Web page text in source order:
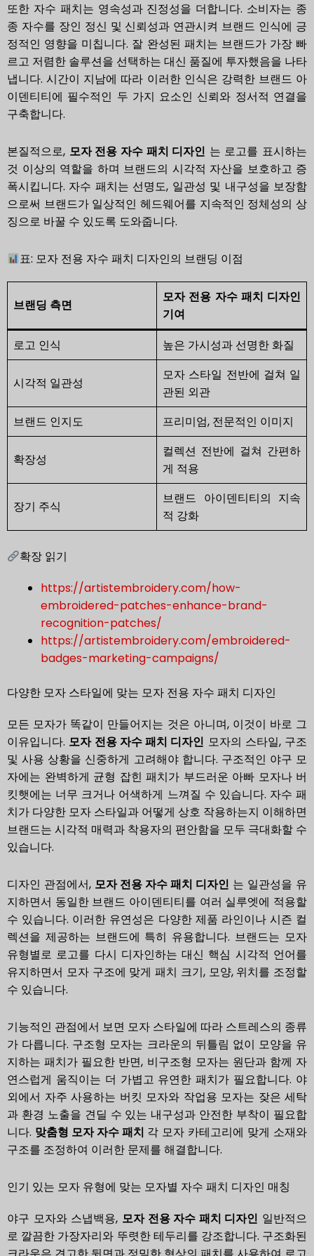
또한 자수 패치는 영속성과 진정성을 더합니다. 소비자는 종
종 자수를 장인 정신 및 신뢰성과 연관시켜 브랜드 인식에 긍
정적인 영향을 미칩니다. 잘 완성된 패치는 브랜드가 가장 빠
르고 저렴한 솔루션을 선택하는 대신 품질에 투자했음을 나타
냅니다. 시간이 지남에 따라 이러한 인식은 강력한 브랜드 아
이덴티티에 필수적인 두 가지 요소인 신뢰와 정서적 연결을
구축합니다.
본질적으로, 모자 전용 자수 패치 디자인 는 로고를 표시하는
것 이상의 역할을 하며 브랜드의 시각적 자산을 보호하고 증
폭시킵니다. 자수 패치는 선명도, 일관성 및 내구성을 보장함
으로써 브랜드가 일상적인 헤드웨어를 지속적인 정체성의 상
징으로 바꿀 수 있도록 도와줍니다.
표: 모자 전용 자수 패치 디자인의 브랜딩 이점
브랜딩 측면
모자 전용 자수 패치 디자인
기여
로고 인식
높은 가시성과 선명한 화질
시각적 일관성
모자 스타일 전반에 걸쳐 일
관된 외관
브랜드 인지도
프리미엄, 전문적인 이미지
확장성
컬렉션 전반에 걸쳐 간편하
게 적용
장기 주식
브랜드 아이덴티티의 지속
적 강화
확장 읽기
https://artistembroidery.com/how-
embroidered-patches-enhance-brand-
recognition-patches/
https://artistembroidery.com/embroidered-
badges-marketing-campaigns/
다양한 모자 스타일에 맞는 모자 전용 자수 패치 디자인
모든 모자가 똑같이 만들어지는 것은 아니며, 이것이 바로 그
이유입니다. 모자 전용 자수 패치 디자인 모자의 스타일, 구조
및 사용 상황을 신중하게 고려해야 합니다. 구조적인 야구 모
자에는 완벽하게 균형 잡힌 패치가 부드러운 아빠 모자나 버
킷햇에는 너무 크거나 어색하게 느껴질 수 있습니다. 자수 패
치가 다양한 모자 스타일과 어떻게 상호 작용하는지 이해하면
브랜드는 시각적 매력과 착용자의 편안함을 모두 극대화할 수
있습니다.
디자인 관점에서, 모자 전용 자수 패치 디자인 는 일관성을 유
지하면서 동일한 브랜드 아이덴티티를 여러 실루엣에 적용할
수 있습니다. 이러한 유연성은 다양한 제품 라인이나 시즌 컬
렉션을 제공하는 브랜드에 특히 유용합니다. 브랜드는 모자
유형별로 로고를 다시 디자인하는 대신 핵심 시각적 언어를
유지하면서 모자 구조에 맞게 패치 크기, 모양, 위치를 조정할
수 있습니다.
기능적인 관점에서 보면 모자 스타일에 따라 스트레스의 종류
가 다릅니다. 구조형 모자는 크라운의 뒤틀림 없이 모양을 유
지하는 패치가 필요한 반면, 비구조형 모자는 원단과 함께 자
연스럽게 움직이는 더 가볍고 유연한 패치가 필요합니다. 야
외에서 자주 사용하는 버킷 모자와 작업용 모자는 잦은 세탁
과 환경 노출을 견딜 수 있는 내구성과 안전한 부착이 필요합
니다. 맞춤형 모자 자수 패치 각 모자 카테고리에 맞게 소재와
구조를 조정하여 이러한 문제를 해결합니다.
인기 있는 모자 유형에 맞는 모자별 자수 패치 디자인 매칭
야구 모자와 스냅백용, 모자 전용 자수 패치 디자인 일반적으
로 깔끔한 가장자리와 뚜렷한 테두리를 강조합니다. 구조화된